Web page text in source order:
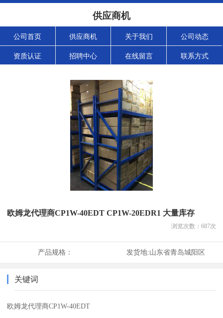
供应商机
公司首页 供应商机 关于我们 公司动态
资质认证 招聘中心 在线留言 联系方式
欧姆龙代理商CP1W-40EDT CP1W-20EDR1 大量库存
浏览次数： 687次
产品规格： 发货地:山东省青岛城阳区
关键词
欧姆龙代理商CP1W-40EDT